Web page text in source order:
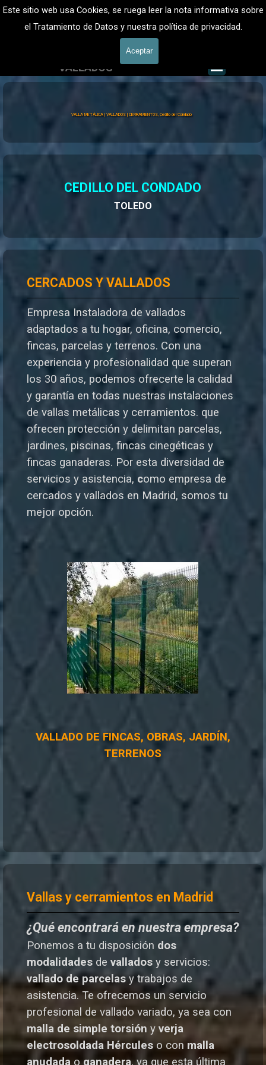
Este sitio web usa Cookies, se ruega leer la nota informativa sobre
el Tratamiento de Datos y nuestra política de privacidad.
Aceptar
Vaya al ContenidoVALLADOS METALICOS MADRID - VALLADO DE FINCAS
Valla Metálica y Vallados fincas
VALLADOS Valla Hércules
601 900 178
VALLA METÁLICA | VALLADOS | CERRAMIENTOS, Cedillo del Condado
CEDILLO DEL CONDADO
TOLEDO
CERCADOS Y VALLADOS
Empresa Instaladora de vallados
adaptados a tu hogar, oficina, comercio,
fincas, parcelas y terrenos. Con una
experiencia y profesionalidad que superan
los 30 años, podemos ofrecerte la calidad
y garantía en todas nuestras instalaciones
de vallas metálicas y cerramientos. que
ofrecen protección y delimitan parcelas,
jardines, piscinas, fincas cinegéticas y
fincas ganaderas. Por esta diversidad de
servicios y asistencia, como empresa de
cercados y vallados en Madrid, somos tu
mejor opción.
VALLADO DE FINCAS, OBRAS, JARDÍN,
TERRENOS
Vallas y cerramientos en Madrid
¿Qué encontrará en nuestra empresa?
Ponemos a tu disposición dos
modalidades de vallados y servicios:
vallado de parcelas y trabajos de
asistencia. Te ofrecemos un servicio
profesional de vallado variado, ya sea con
malla de simple torsión y verja
electrosoldada Hércules o con malla
anudada o ganadera, ya que esta última